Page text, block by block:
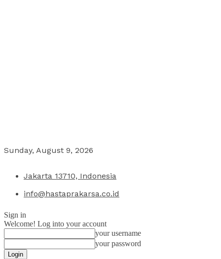
Sunday, August 9, 2026
Jakarta 13710, Indonesia
info@hastaprakarsa.co.id
Sign in
Welcome! Log into your account
your username
your password